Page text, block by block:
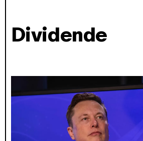
Dividende